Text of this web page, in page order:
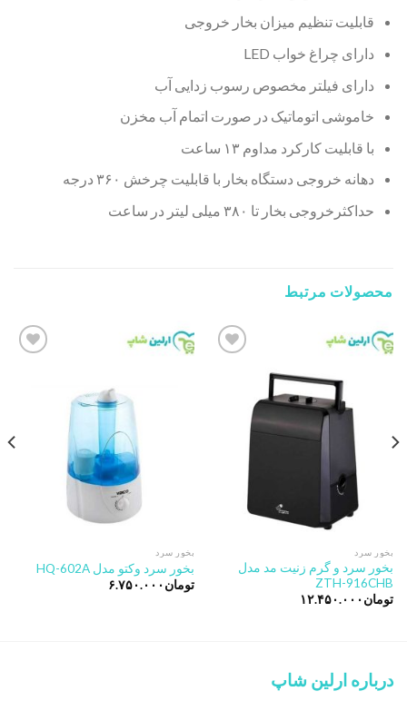
قابلیت تنظیم میزان بخار خروجی
دارای چراغ خواب LED
دارای فیلتر مخصوص رسوب زدایی آب
خاموشی اتوماتیک در صورت اتمام آب مخزن
با قابلیت کارکرد مداوم ۱۳ ساعت
دهانه خروجی دستگاه بخار با قابلیت چرخش ۳۶۰ درجه
حداکثرخروجی بخار تا ۳۸۰ میلی لیتر در ساعت
محصولات مرتبط
بخور سرد
بخور سرد و گرم زنیت مد مدل
ZTH-916CHB
تومان ۱۲.۴۵۰.۰۰۰
بخور سرد
بخور سرد وکتو مدل HQ-602A
تومان ۶.۷۵۰.۰۰۰
درباره ارلین شاپ